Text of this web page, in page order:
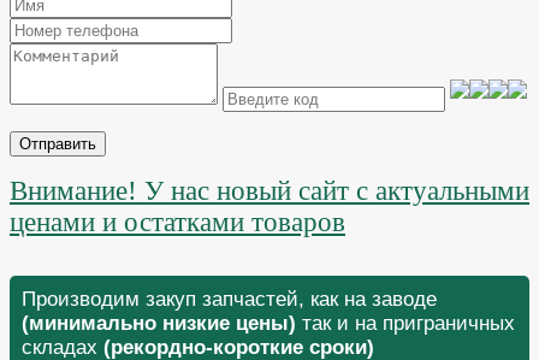
Отправить
Внимание! У нас новый сайт с актуальными
ценами и остатками товаров
Производим закуп запчастей, как на заводе
(минимально низкие цены) так и на приграничных
складах (рекордно-короткие сроки)